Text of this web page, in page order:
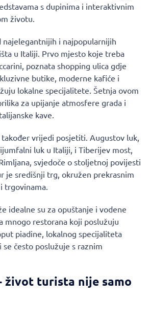
s dupinima i interaktivnim
životu.
najelegantnijih i najpopularnijih
u Italiji. Prvo mjesto koje treba
poznata shopping ulica gdje
butike, moderne kafiće i
lokalne specijalitete. Šetnja ovom
za upijanje atmosfere grada i
kave.
vrijedi posjetiti. Augustov luk,
luk u Italiji, i Tiberijev most,
svjedoče o stoljetnoj povijesti
je središnji trg, okružen prekrasnim
trgovinama.
idealne su za opuštanje i vodene
mnogo restorana koji poslužuju
piadine, lokalnog specijaliteta
se često poslužuje s raznim
život turista nije samo